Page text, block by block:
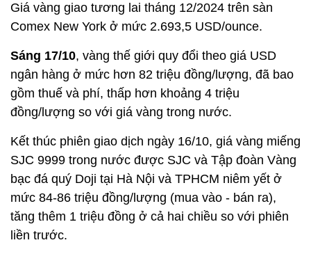
Giá vàng giao tương lai tháng 12/2024 trên sàn
Comex New York ở mức 2.693,5 USD/ounce.
Sáng 17/10, vàng thế giới quy đổi theo giá USD
ngân hàng ở mức hơn 82 triệu đồng/lượng, đã bao
gồm thuế và phí, thấp hơn khoảng 4 triệu
đồng/lượng so với giá vàng trong nước.
Kết thúc phiên giao dịch ngày 16/10, giá vàng miếng
SJC 9999 trong nước được SJC và Tập đoàn Vàng
bạc đá quý Doji tại Hà Nội và TPHCM niêm yết ở
mức 84-86 triệu đồng/lượng (mua vào - bán ra),
tăng thêm 1 triệu đồng ở cả hai chiều so với phiên
liền trước.